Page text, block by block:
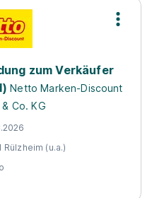
zum Verkäufer
Netto Marken-Discount
Co. KG
Rülzheim (u.a.)